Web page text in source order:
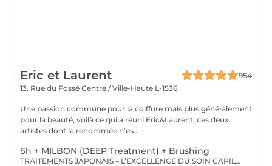
Eric et Laurent
954
13, Rue du Fossé Centre / Ville-Haute L-1536
Une passion commune pour la coiffure mais plus généralement
pour la beauté, voilà ce qui a réuni Eric&Laurent, ces deux
artistes dont la renommée n'es...
Sh + MILBON (DEEP Treatment) + Brushing
TRAITEMENTS JAPONAIS – L’EXCELLENCE DU SOIN CAPILLAIRE Découvrez un univers de soins capillaires japonais haut de gamme, reconnus pour leur technologie avancée et leurs résultats exceptionnels. Des traitements sur-mesure conçus pour répondre aux besoins spécifiques de chaque chevelure : hydratation, réparation, discipline, cuir chevelu ou nutrition . Chaque traitement agit au cœur de la fibre capillaire pour révéler des cheveux visiblement plus sains, brillants et soyeux. -Nos différentes lignes de traitements : SMOOTH (Collagène) Pour les cheveux emmêlés, ternes ou difficiles à coiffer. • Démêle instantanément • Lisse la fibre capillaire • Apporte douceur et brillance • Toucher léger et soyeux REPAIR (CMADK / Kératine) Pour les cheveux sensibilisés, cassants ou très abîmés. • Répare intensément • Renforce la structure interne du cheveu • Reconstruit la fibre en profondeur • Redonne force et élasticité ANTI-FRIZZ (Céramides / 18-MEA) Pour les cheveux indisciplinés, sensibilisés à l’humidité. • Contrôle les frisottis • Réduit le volume excessif • Protège de l’humidité • Facilite le coiffage • Apporte souplesse et brillance SCALP (Hyaluron / Agents Purifiants) Pour rééquilibrer et purifier le cuir chevelu. Idéal en cas de démangeaisons, pellicules, sécheresse ou excès de sébum. • Apaise le cuir chevelu • Purifie en douceur • Rééquilibre la barrière protectrice naturelle • Favorise un environnement sain pour la pousse Veuillez noter : les tarifs peuvent varier selon la longueur des cheveux, la quantité de produit nécessaire et la complexité de la prestation. Supplément possible à partir de +15€. Pour toute demande spécifique, merci de nous contacter.